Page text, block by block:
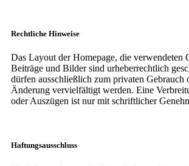
Rechtliche Hinweise
Das Layout der Homepage, die verwendeten
Beiträge und Bilder sind urheberrechtlich
dürfen ausschließlich zum privaten Gebrauch
Änderung vervielfältigt werden. Eine
oder Auszügen ist nur mit schriftlicher
Haftungsausschluss